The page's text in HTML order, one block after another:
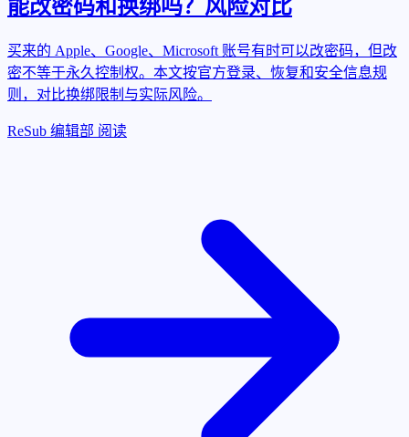
能改密码和换绑吗？风险对比
买来的 Apple、Google、Microsoft 账号有时可以改密码，但改
密不等于永久控制权。本文按官方登录、恢复和安全信息规
则，对比换绑限制与实际风险。
ReSub 编辑部 阅读